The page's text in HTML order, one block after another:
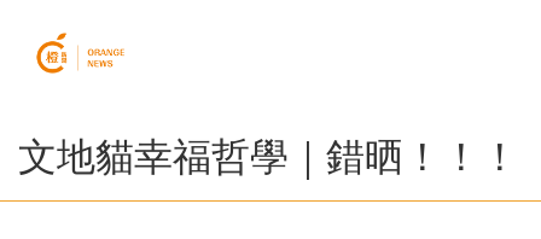
文地貓幸福哲學｜錯晒！！！